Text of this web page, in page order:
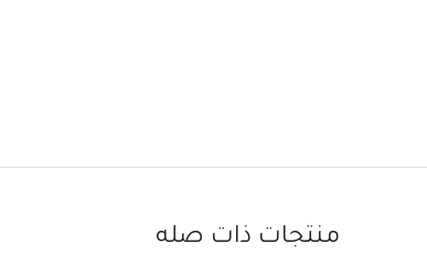
منتجات ذات صله